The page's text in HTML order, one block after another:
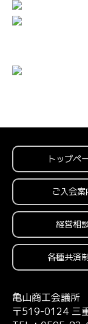
トップペ
ご入会案
経営相
各種共済
亀山商工会議所
〒519-0124 三